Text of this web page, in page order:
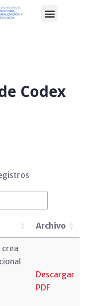
Codex
Archivo
crea
Descargar
PDF